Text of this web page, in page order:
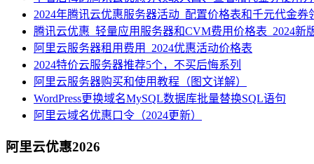
2024年腾讯云优惠服务器活动_配置价格表和千元代金券
腾讯云优惠_轻量应用服务器和CVM费用价格表_2024新
阿里云服务器租用费用_2024优惠活动价格表
2024特价云服务器推荐5个，不买后悔系列
阿里云服务器购买和使用教程（图文详解）
WordPress更换域名MySQL数据库批量替换SQL语句
阿里云域名优惠口令（2024更新）
阿里云优惠2026